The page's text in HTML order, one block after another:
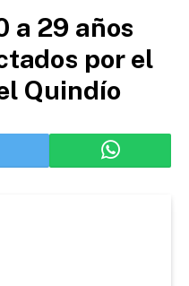
a 29 años
por el
Quindío